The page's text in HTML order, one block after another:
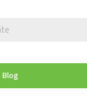
Blog